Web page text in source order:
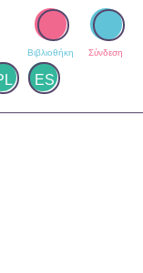
Βιβλιοθήκη Σύνδεση
ES